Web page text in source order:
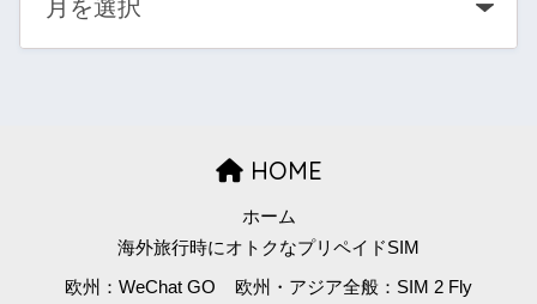
HOME
ホーム
海外旅行時にオトクなプリペイドSIM
欧州：WeChat GO 欧州・アジア全般：SIM 2 Fly